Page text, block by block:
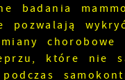
badania
pozwalają
chorobowe
które nie
podczas